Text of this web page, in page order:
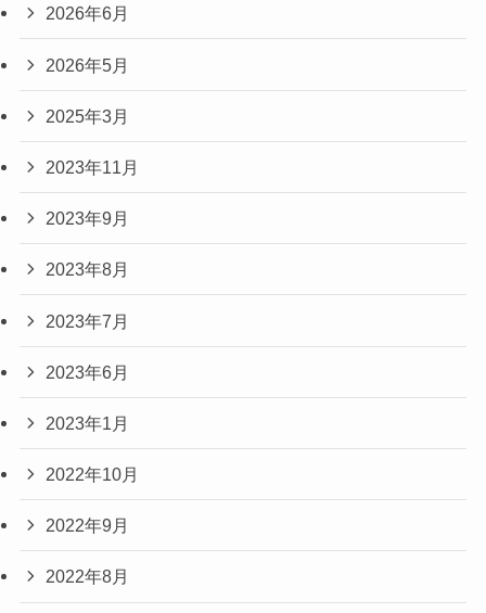
2026年6月
2026年5月
2025年3月
2023年11月
2023年9月
2023年8月
2023年7月
2023年6月
2023年1月
2022年10月
2022年9月
2022年8月